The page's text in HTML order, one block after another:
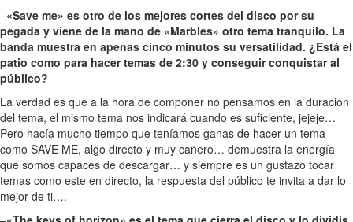
–«Save me» es otro de los mejores cortes del disco por su
pegada y viene de la mano de «Marbles» otro tema tranquilo. La
banda muestra en apenas cinco minutos su versatilidad. ¿Está el
patio como para hacer temas de 2:30 y conseguir conquistar al
público?
La verdad es que a la hora de componer no pensamos en la duración
del tema, el mismo tema nos indicará cuando es suficiente, jejeje…
Pero hacía mucho tiempo que teníamos ganas de hacer un tema
como SAVE ME, algo directo y muy cañero… demuestra la energía
que somos capaces de descargar… y siempre es un gustazo tocar
temas como este en directo, la respuesta del público te invita a dar lo
mejor de ti….